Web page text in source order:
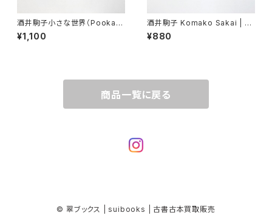
酒井駒子小さな世界（Pooka
+） | 酒井駒子 Komako Sakai
画 / Pooka編集部 編
¥1,100
酒井駒子 Komako Sakai | B
とIとRとD
¥880
商品一覧に戻る
© 翠ブックス | suibooks | 古書古本買取販売